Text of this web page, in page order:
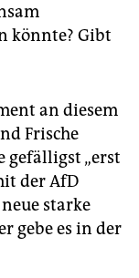
könnte? Gibt
an diesem
Frische
gefälligst „erst
der AfD
starke
gebe es in der